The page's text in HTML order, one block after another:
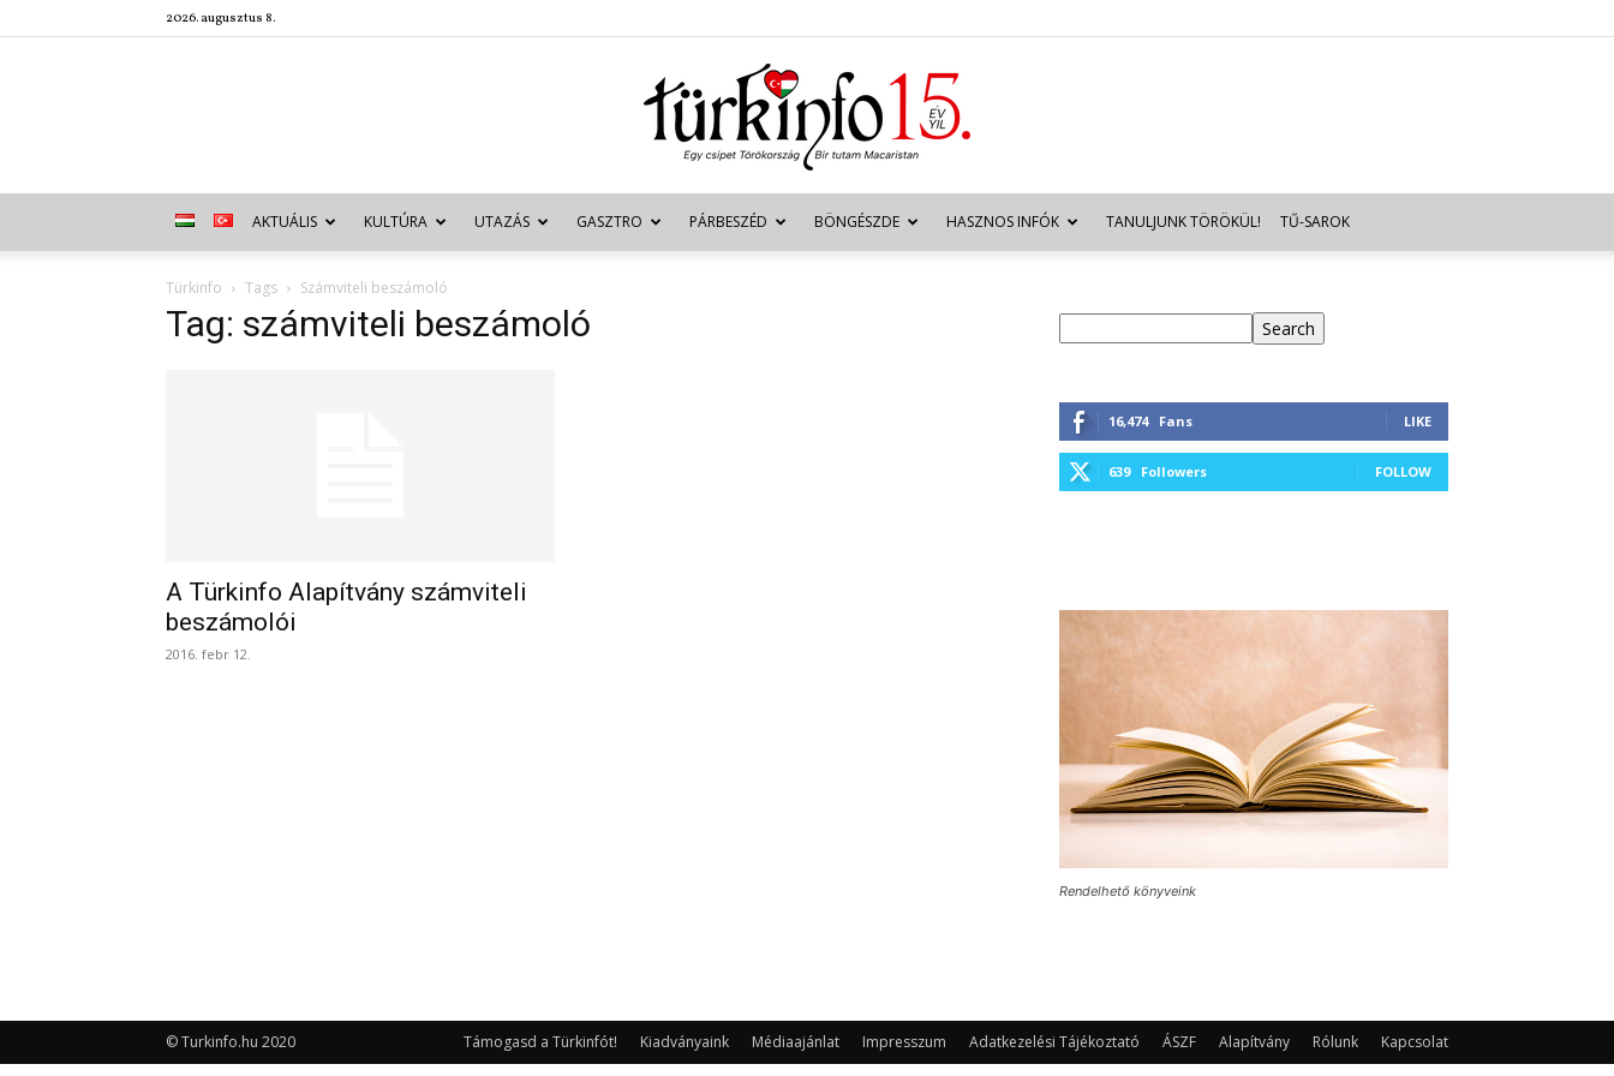
2026. augusztus 8.
Türkinfo
AKTUÁLIS KULTÚRA UTAZÁS GASZTRO PÁRBESZÉD BÖNGÉSZDE HASZNOS INFÓK TANULJUNK TÖRÖKÜL! TŰ-SAROK
Türkinfo Tags Számviteli beszámoló
Tag: számviteli beszámoló
A Türkinfo Alapítvány számviteli
beszámolói
2016. febr 12.
Search
16,474 Fans LIKE
639 Followers FOLLOW
Rendelhető könyveink
Támogasd a Türkinfót! Kiadványaink Médiaajánlat Impresszum Adatkezelési Tájékoztató ÁSZF Alapítvány Rólunk Kapcsolat
© Turkinfo.hu 2020